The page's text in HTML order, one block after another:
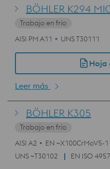
BÖHLER K294
Trabajo en frío
AISI PM A11
UNS T30111
Hoja
Leer más
BÖHLER K305
Trabajo en frío
AISI A2
EN ~X100CrMoV5-1
UNS ~T30102
EN ISO 4957